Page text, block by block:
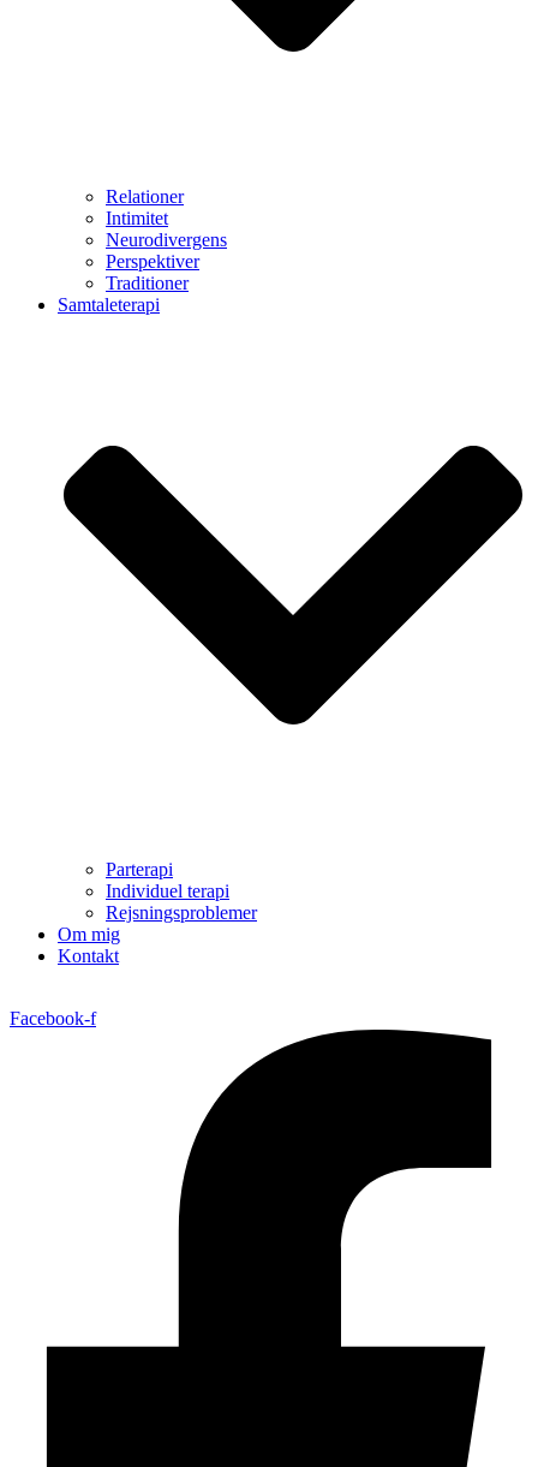
Relationer
Intimitet
Neurodivergens
Perspektiver
Traditioner
Samtaleterapi
Parterapi
Individuel terapi
Rejsningsproblemer
Om mig
Kontakt
Facebook-f